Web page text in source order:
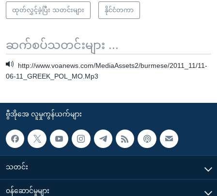
ထုတ်လွှင့်ခဲ့ပြီး သတင်းများ နိုင်ငံတကာ
ဆက်စပ်သတင်းများ ...
http://www.voanews.com/MediaAssets2/burmese/2011_11/11-
06-11_GREEK_POL_MO.Mp3
ဗွီအိုအေ လူမှုကွန်ယက်များ
သတင်း
၀န်ဆောင်မှုများ